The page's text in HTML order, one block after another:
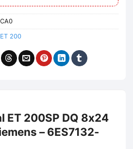
200
ET 200SP DQ 8x24
– 6ES7132-